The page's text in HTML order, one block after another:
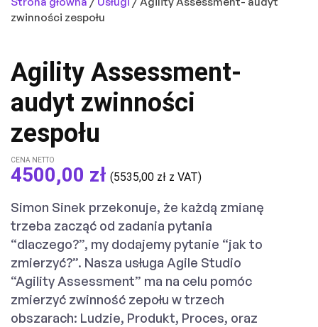
zwinności zespołu
Agility Assessment-
audyt zwinności
zespołu
CENA NETTO
4500,00 zł (5535,00 zł z VAT)
Simon Sinek przekonuje, że każdą zmianę
trzeba zacząć od zadania pytania
“dlaczego?”, my dodajemy pytanie “jak to
zmierzyć?”. Nasza usługa Agile Studio
“Agility Assessment” ma na celu pomóc
zmierzyć zwinność zepołu w trzech
obszarach: Ludzie, Produkt, Proces, oraz